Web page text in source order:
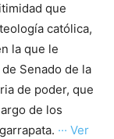
que
católica,
la que le
Senado de la
de poder, que
de los
··· Ver